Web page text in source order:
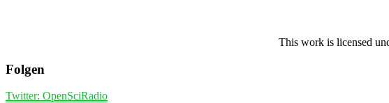
This work is licensed
Folgen
Twitter: OpenSciRadio